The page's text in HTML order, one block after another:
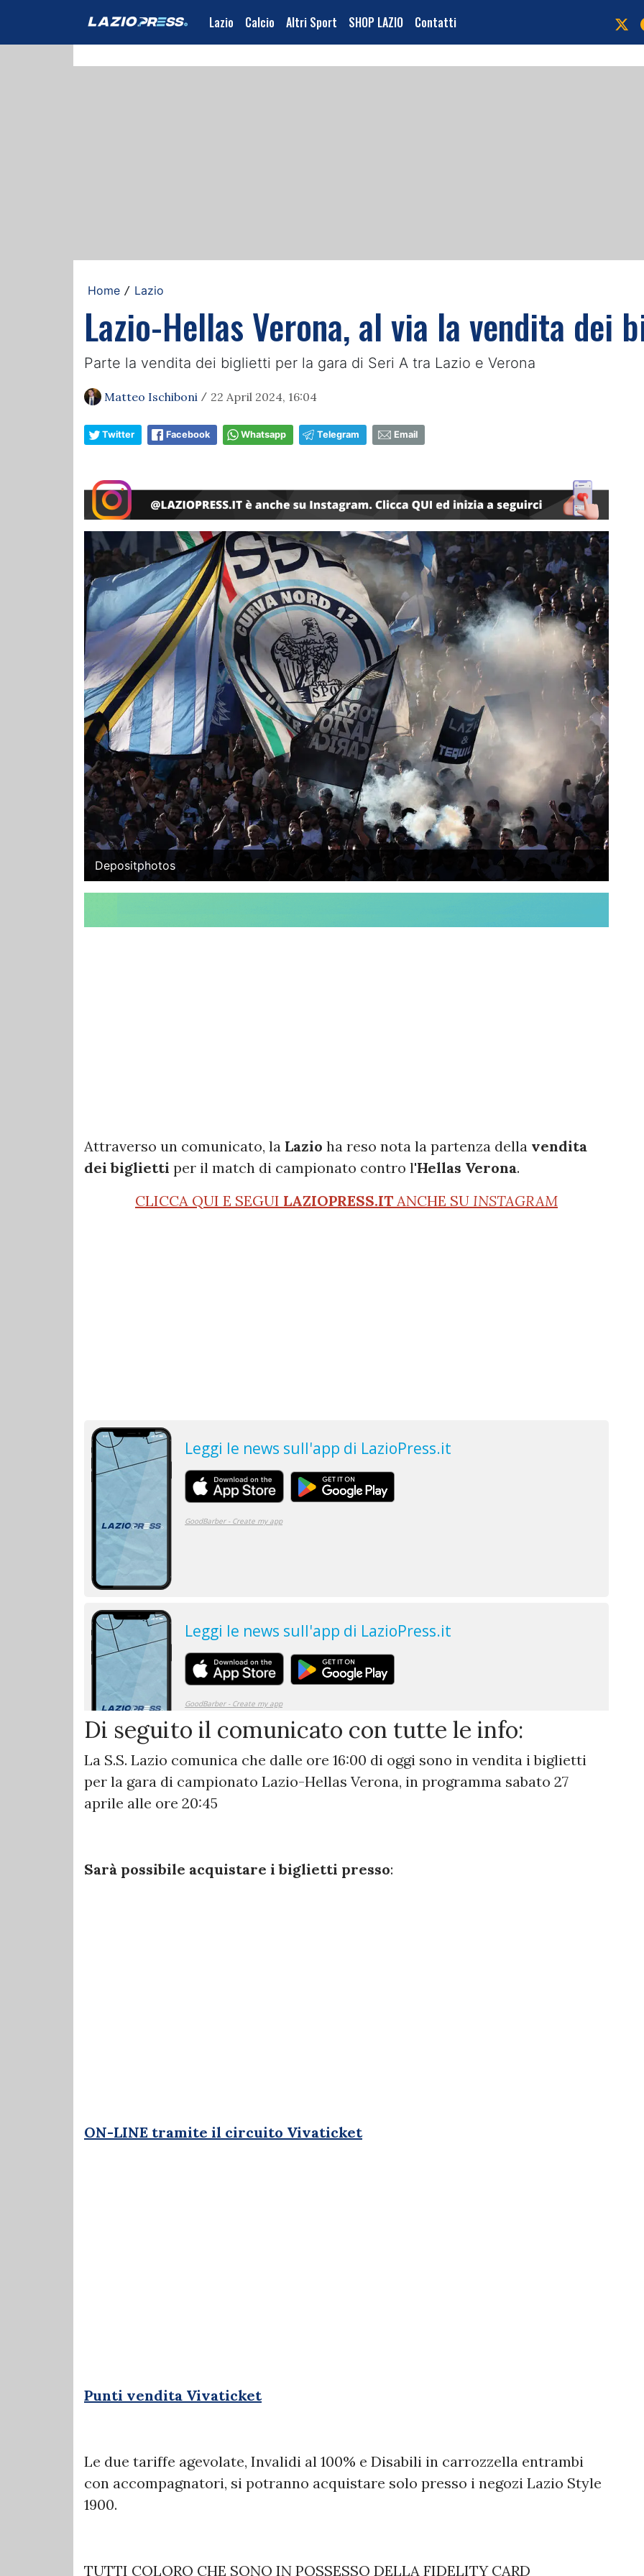
Lazio Calcio Altri Sport SHOP LAZIO Contatti
Home / Lazio
Lazio-Hellas Verona, al via la vendita dei
Parte la vendita dei biglietti per la gara di Seri A tra Lazio e Verona
Matteo Ischiboni / 22 April 2024, 16:04
Twitter Facebook Whatsapp Telegram Email
Depositphotos
Attraverso un comunicato, la Lazio ha reso nota la partenza della vendita
dei biglietti per il match di campionato contro l'Hellas Verona.
CLICCA QUI E SEGUI LAZIOPRESS.IT ANCHE SU INSTAGRAM
Di seguito il comunicato con tutte le info:
La S.S. Lazio comunica che dalle ore 16:00 di oggi sono in vendita i biglietti
per la gara di campionato Lazio-Hellas Verona, in programma sabato 27
aprile alle ore 20:45
Sarà possibile acquistare i biglietti presso:
ON-LINE tramite il circuito Vivaticket
Punti vendita Vivaticket
Le due tariffe agevolate, Invalidi al 100% e Disabili in carrozzella entrambi
con accompagnatori, si potranno acquistare solo presso i negozi Lazio Style
1900.
TUTTI COLORO CHE SONO IN POSSESSO DELLA FIDELITY CARD